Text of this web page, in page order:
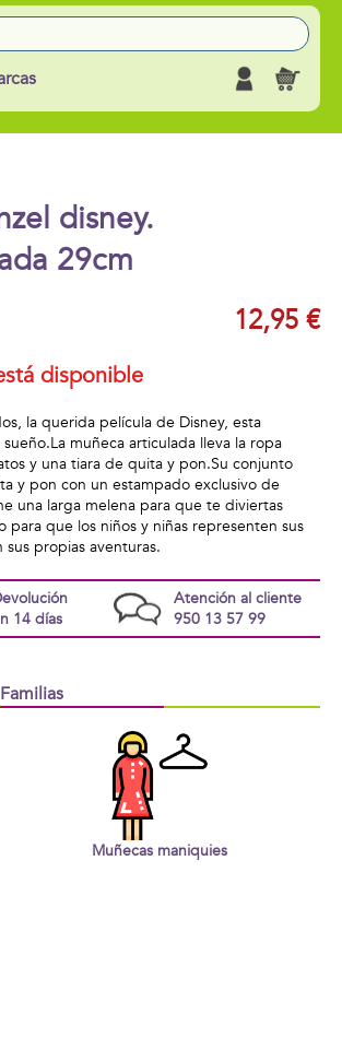
disney.
29cm
12,95 €
disponible
la querida película de Disney, esta
muñeca articulada lleva la ropa
y una tiara de quita y pon.Su conjunto
y pon con un estampado exclusivo de
una larga melena para que te diviertas
que los niños y niñas representen sus
propias aventuras.
14 días
Atención al cliente
950 13 57 99
Familias
Muñecas maniquies